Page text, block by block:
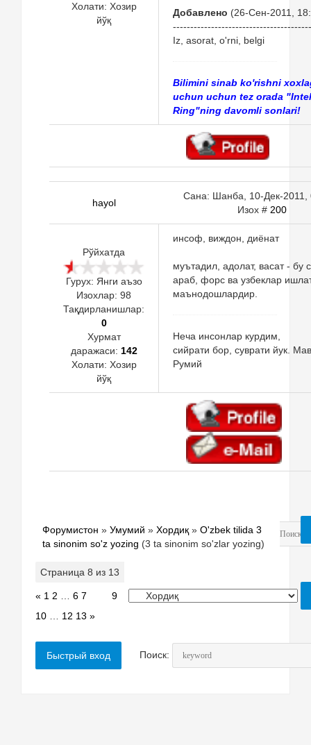
Холати: Хозир
йўқ
Добавлено (26-Сен-2011,
Iz, asorat, o'rni, belgi
Bilimini sinab ko'rishni
uchun uchun tez orada
Ring"ning davomli sonlari!
hayol
Сана: Шанба, 10-Дек-2011,
Изох # 200
Рўйхатда
Гурух: Янги аъзо
Изохлар: 98
Тақдирланишлар:
0
Хурмат
даражаси: 142
Холати: Хозир
йўқ
инсоф, виждон, диёнат
муътадил, адолат, васат - бу
араб, форс ва узбеклар
маънодошлардир.
Неча инсонлар курдим,
сийрати бор, суврати йук.
Румий
Форумистон » Умумий » Хордиқ » O'zbek tilida 3
ta sinonim so'z yozing (3 ta sinonim so'zlar yozing)
Страница 8 из 13
« 1 2 6 7
9
10
12 13 »
Поиск: